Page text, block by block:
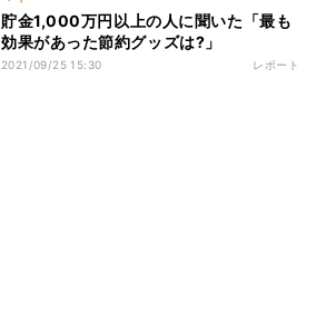
貯金1,000万円以上の人に聞いた「最も
効果があった節約グッズは?」
2021/09/25 15:30 レポート